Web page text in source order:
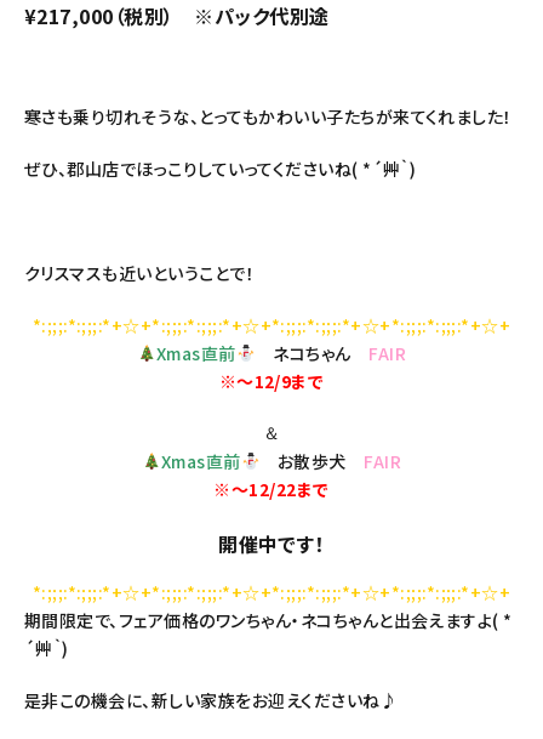
¥217,000（税別） ※パック代別途
寒さも乗り切れそうな、とってもかわいい子たちが来てくれました！
ぜひ、郡山店でほっこりしていってくださいね( *´艸｀)
クリスマスも近いということで！
*:;;;:*:;;;:*+☆+*:;;;:*:;;;:*+☆+*:;;;:*:;;;:*+☆+*:;;;:*:;;;:*+☆+
Xmas直前
ネコちゃん FAIR
※～12/9まで
＆
Xmas直前 お散歩犬 FAIR
※～12/22まで
開催中です！
*:;;;:*:;;;:*+☆+*:;;;:*:;;;:*+☆+*:;;;:*:;;;:*+☆+*:;;;:*:;;;:*+☆+
期間限定で、フェア価格のワンちゃん・ネコちゃんと出会えますよ( *
´艸｀)
是非この機会に、新しい家族をお迎えくださいね♪